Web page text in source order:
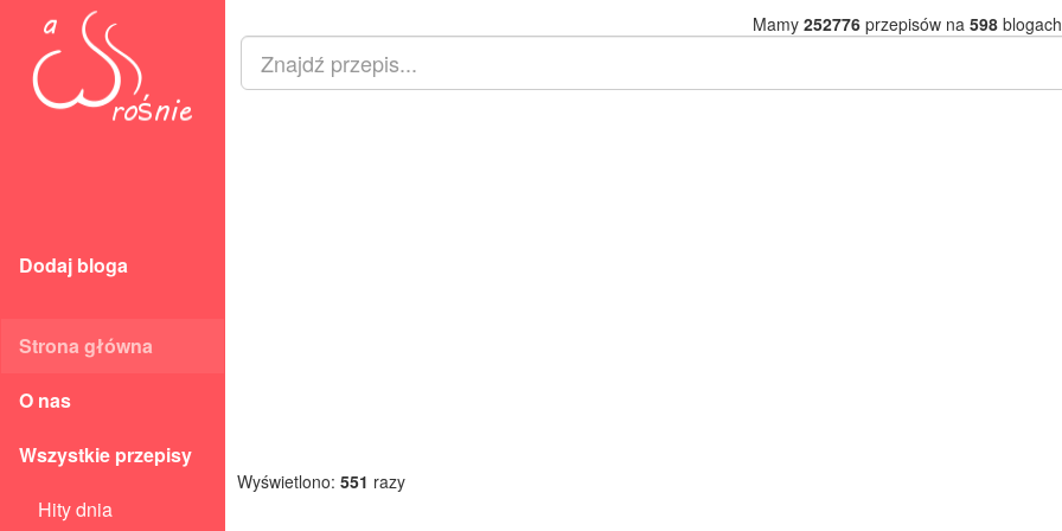
Dodaj bloga
Strona główna
O nas
Wszystkie przepisy
Hity dnia
Mamy 252776przepisów na 598
Wyświetlono: 551 razy